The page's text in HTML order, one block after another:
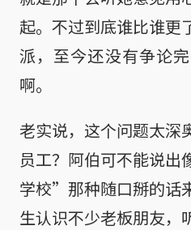
起。不过到底谁比谁更
派，至今还没有争论
啊。
老实说，这个问题太深
员工？阿伯可不能说
学校”那种随口掰的话
生认识不少老板朋友，